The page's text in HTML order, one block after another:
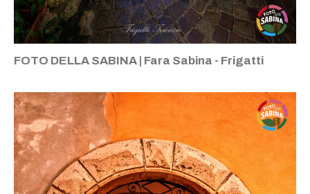
FOTO DELLA SABINA | Fara Sabina - Frigatti